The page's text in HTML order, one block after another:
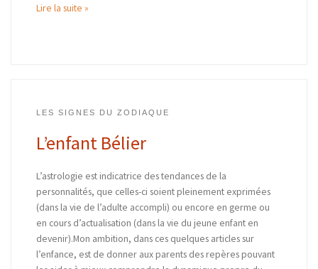
Lire la suite »
LES SIGNES DU ZODIAQUE
L’enfant Bélier
L’astrologie est indicatrice des tendances de la
personnalités, que celles-ci soient pleinement exprimées
(dans la vie de l’adulte accompli) ou encore en germe ou
en cours d’actualisation (dans la vie du jeune enfant en
devenir).Mon ambition, dans ces quelques articles sur
l’enfance, est de donner aux parents des repères pouvant